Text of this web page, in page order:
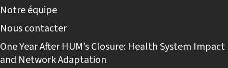
Notre équipe
Nous contacter
One Year After HUM’s Closure: Health System Impact
and Network Adaptation